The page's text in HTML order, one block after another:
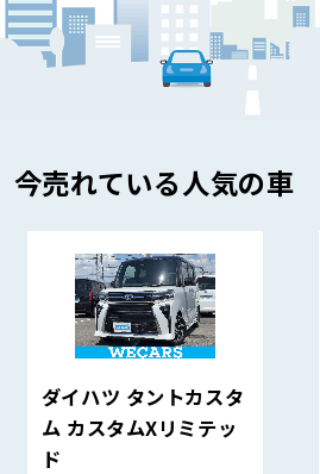
今売れている人気の車
ダイハツ タントカスタ
ム カスタムXリミテッ
ド